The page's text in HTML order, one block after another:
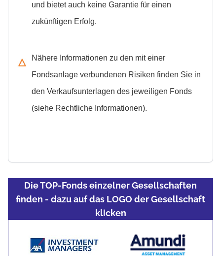
und bietet auch keine Garantie für einen
zukünftigen Erfolg.
Nähere Informationen zu den mit einer
Fondsanlage verbundenen Risiken finden Sie in
den Verkaufsunterlagen des jeweiligen Fonds
(siehe Rechtliche Informationen).
Die TOP-Fonds einzelner Gesellschaften
finden - dazu auf das LOGO der Gesellschaft
klicken